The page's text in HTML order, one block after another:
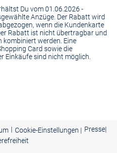
Du vom 01.06.2026 -
Anzüge. Der Rabatt wird
wenn die Kundenkarte
Rabatt ist nicht übertragbar und
kombiniert werden. Eine
Card sowie die
Einkäufe sind nicht möglich.
| Cookie-Einstellungen | Presse|